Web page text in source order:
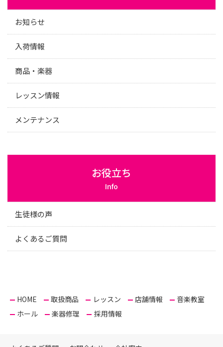
お知らせ
入荷情報
商品・楽器
レッスン情報
メンテナンス
お役立ち
Info
生徒様の声
よくあるご質問
HOME 取扱商品 レッスン 店舗情報
音楽教室
ホール
楽器修理 採用情報